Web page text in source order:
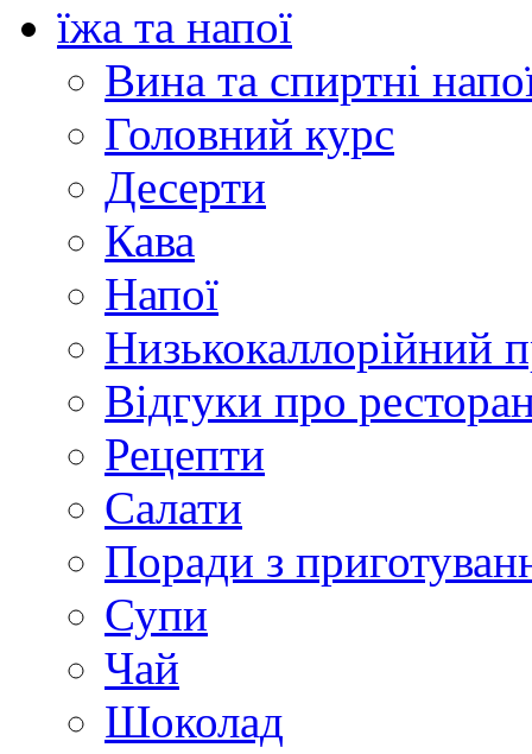
їжа та напої
Вина та спиртні
Головний курс
Десерти
Кава
Напої
Низькокаллорійний
Відгуки про
Рецепти
Салати
Поради з
Супи
Чай
Шоколад